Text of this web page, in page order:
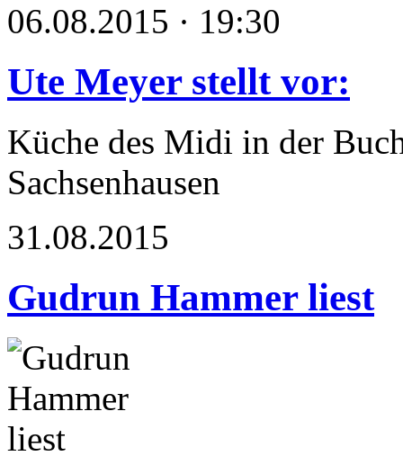
06.08.2015 · 19:30
Ute Meyer stellt vor:
Küche des Midi in der
Sachsenhausen
31.08.2015
Gudrun Hammer liest